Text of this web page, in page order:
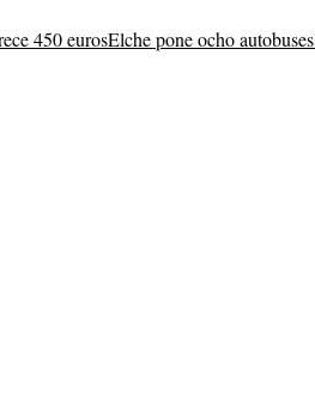
450 eurosElche pone ocho autobuses